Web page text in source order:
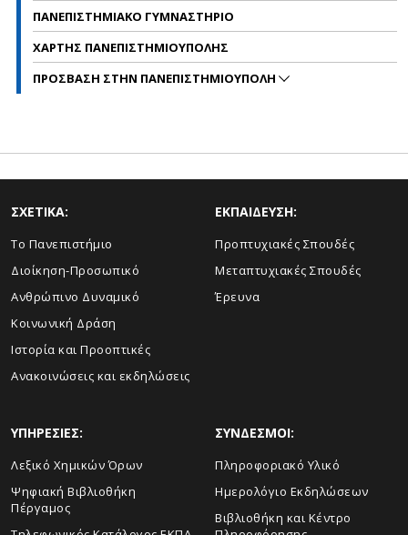
ΠΑΝΕΠΙΣΤΗΜΙΑΚΟ ΓΥΜΝΑΣΤΗΡΙΟ
ΧΑΡΤΗΣ ΠΑΝΕΠΙΣΤΗΜΙΟΥΠΟΛΗΣ
ΠΡΟΣΒΑΣΗ ΣΤΗΝ ΠΑΝΕΠΙΣΤΗΜΙΟΥΠΟΛΗ
ΣΧΕΤΙΚΑ:
Το Πανεπιστήμιο
Διοίκηση-Προσωπικό
Ανθρώπινο Δυναμικό
Κοινωνική Δράση
Ιστορία και Προοπτικές
Ανακοινώσεις και εκδηλώσεις
ΕΚΠΑΙΔΕΥΣΗ:
Προπτυχιακές Σπουδές
Μεταπτυχιακές Σπουδές
Έρευνα
ΥΠΗΡΕΣΙΕΣ:
Λεξικό Χημικών Όρων
Ψηφιακή Βιβλιοθήκη
Πέργαμος
ΣΥΝΔΕΣΜΟΙ:
Πληροφοριακό Υλικό
Ημερολόγιο Εκδηλώσεων
Βιβλιοθήκη και Κέντρο